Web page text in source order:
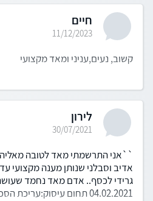
חיים
11/12/2023
קשוב, נעים,עניני ומאד מקצועי
לירון
30/07/2021
``אני התרשמתי מאד לטובה
אדיב וסבלני שנותן מענה מקצועי
גרידי לכסף.. אדם מאד נחמד
04.02.2021 תחום עיסוק:עריכת הסכם גירושין